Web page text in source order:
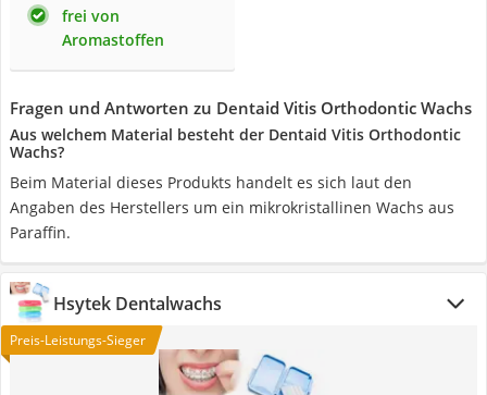
frei von
Aromastoffen
Fragen und Antworten zu Dentaid Vitis Orthodontic Wachs
Aus welchem Material besteht der Dentaid Vitis Orthodontic
Wachs?
Beim Material dieses Produkts handelt es sich laut den
Angaben des Herstellers um ein mikrokristallinen Wachs aus
Paraffin.
Hsytek Dentalwachs
Preis-Leistungs-Sieger